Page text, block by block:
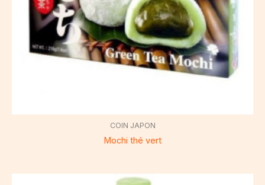
COIN JAPON
Mochi thé vert